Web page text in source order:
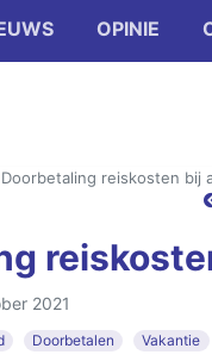
OPINIE
Doorbetaling reiskosten bij
2021
Doorbetalen Vakantie